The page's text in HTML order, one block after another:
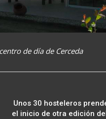
de día de Cerceda
Unos 30 hosteleros
el inicio de otra edición